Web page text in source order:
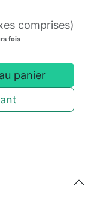
panier
comprises)
fois